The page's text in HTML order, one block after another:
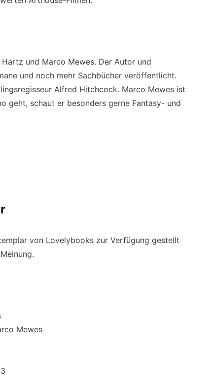
und Marco Mewes. Der Autor und
und noch mehr Sachbücher veröffentlicht.
Alfred Hitchcock. Marco Mewes ist
geht, schaut er besonders gerne Fantasy- und
von Lovelybooks zur Verfügung gestellt
Mewes